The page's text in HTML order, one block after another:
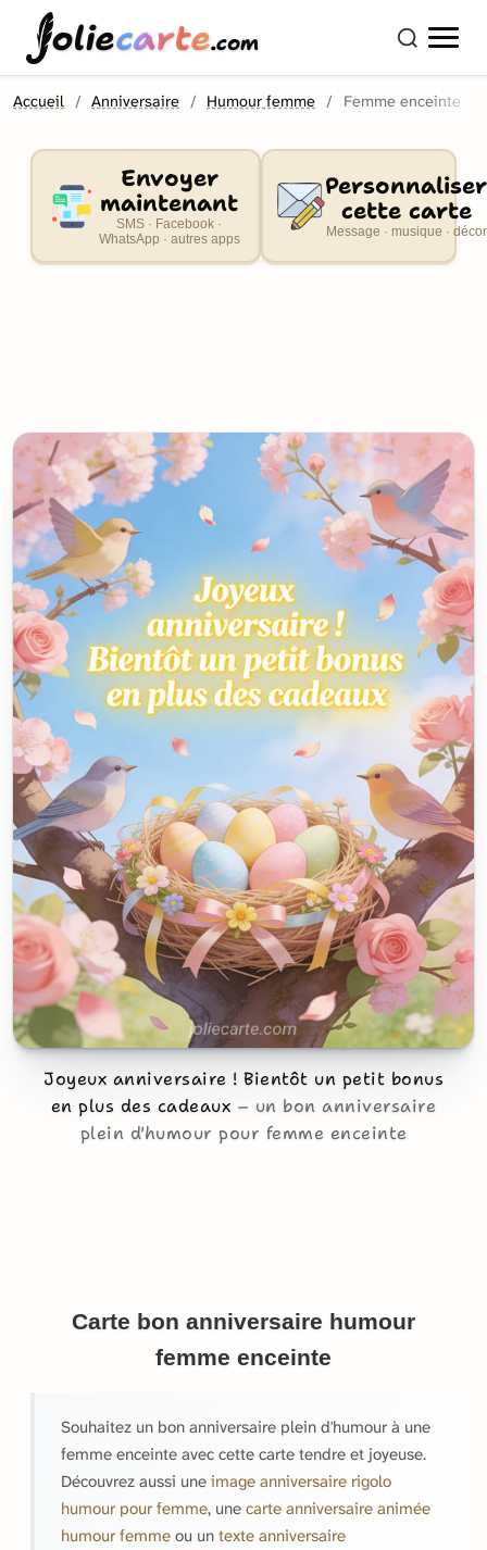
oliecarte.com
Accueil Anniversaire Humour femme Femme enceinte
Envoyer
maintenant
SMS · Facebook ·
WhatsApp · autres apps
Personnaliser
cette carte
Message · musique · décor
Joyeux anniversaire ! Bientôt un petit bonus
en plus des cadeaux
un bon anniversaire
plein d'humour pour femme enceinte
Carte bon anniversaire humour
femme enceinte
Souhaitez un bon anniversaire plein d'humour à une
femme enceinte avec cette carte tendre et joyeuse.
Découvrez aussi une image anniversaire rigolo
humour pour femme, une carte anniversaire animée
humour femme ou un texte anniversaire